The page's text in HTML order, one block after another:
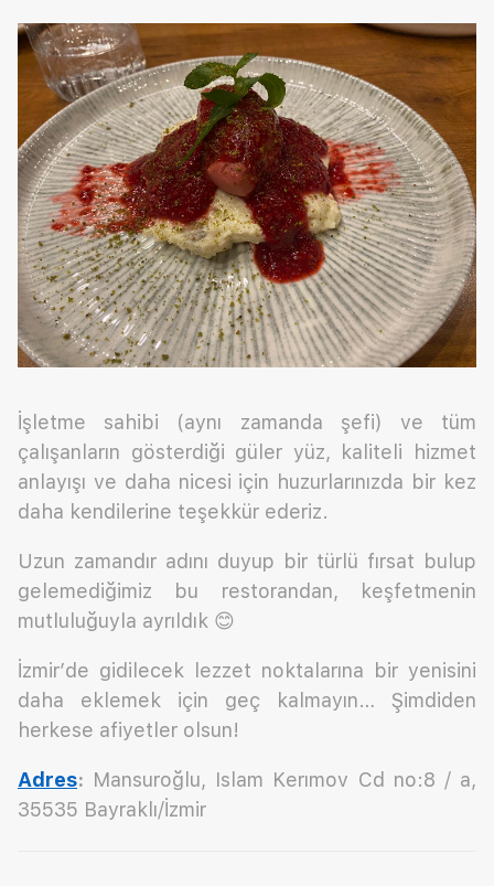
İşletme sahibi (aynı zamanda şefi) ve tüm
çalışanların gösterdiği güler yüz, kaliteli hizmet
anlayışı ve daha nicesi için huzurlarınızda bir kez
daha kendilerine teşekkür ederiz.
Uzun zamandır adını duyup bir türlü fırsat bulup
gelemediğimiz bu restorandan, keşfetmenin
mutluluğuyla ayrıldık 😊
İzmir’de gidilecek lezzet noktalarına bir yenisini
daha eklemek için geç kalmayın… Şimdiden
herkese afiyetler olsun!
Adres: Mansuroğlu, Islam Kerımov Cd no:8 / a,
35535 Bayraklı/İzmir